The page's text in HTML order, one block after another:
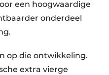
een hoogwaardige
onderdeel
op die ontwikkeling.
extra vierge